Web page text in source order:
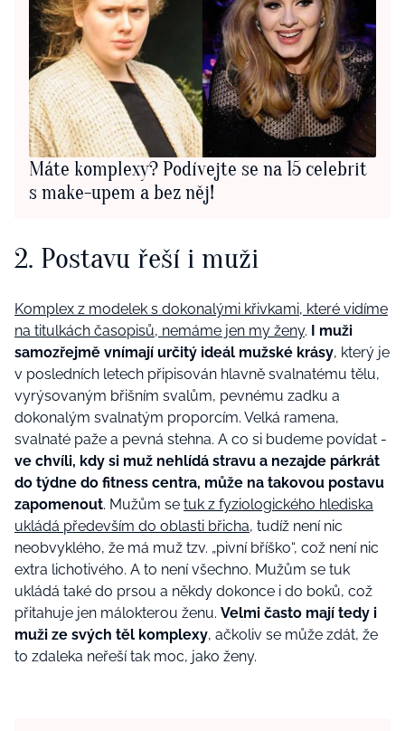
Máte komplexy? Podívejte se na 15 celebrit
s make-upem a bez něj!
2. Postavu řeší i muži
Komplex z modelek s dokonalými křivkami, které vidíme
na titulkách časopisů, nemáme jen my ženy. I muži
samozřejmě vnímají určitý ideál mužské krásy, který je
v posledních letech připisován hlavně svalnatému tělu,
vyrýsovaným břišním svalům, pevnému zadku a
dokonalým svalnatým proporcím. Velká ramena,
svalnaté paže a pevná stehna. A co si budeme povídat -
ve chvíli, kdy si muž nehlídá stravu a nezajde párkrát
do týdne do fitness centra, může na takovou postavu
zapomenout. Mužům se tuk z fyziologického hlediska
ukládá především do oblasti břicha, tudíž není nic
neobvyklého, že má muž tzv. „pivní bříško“, což není nic
extra lichotivého. A to není všechno. Mužům se tuk
ukládá také do prsou a někdy dokonce i do boků, což
přitahuje jen málokterou ženu. Velmi často mají tedy i
muži ze svých těl komplexy, ačkoliv se může zdát, že
to zdaleka neřeší tak moc, jako ženy.